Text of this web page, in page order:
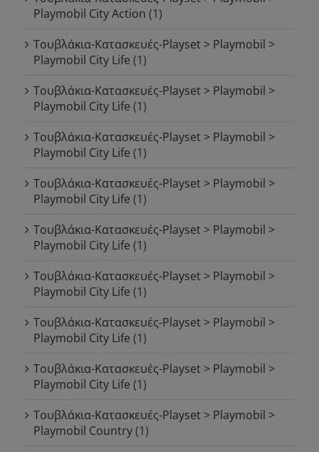
Playmobil City Action (1)
Τουβλάκια-Κατασκευές-Playset > Playmobil >
Playmobil City Life (1)
Τουβλάκια-Κατασκευές-Playset > Playmobil >
Playmobil City Life (1)
Τουβλάκια-Κατασκευές-Playset > Playmobil >
Playmobil City Life (1)
Τουβλάκια-Κατασκευές-Playset > Playmobil >
Playmobil City Life (1)
Τουβλάκια-Κατασκευές-Playset > Playmobil >
Playmobil City Life (1)
Τουβλάκια-Κατασκευές-Playset > Playmobil >
Playmobil City Life (1)
Τουβλάκια-Κατασκευές-Playset > Playmobil >
Playmobil City Life (1)
Τουβλάκια-Κατασκευές-Playset > Playmobil >
Playmobil City Life (1)
Τουβλάκια-Κατασκευές-Playset > Playmobil >
Playmobil Country(1)